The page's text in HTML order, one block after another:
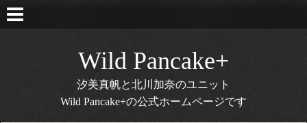
Wild Pancake+
汐美真帆と北川加奈のユニット
Wild Pancake+の公式ホームページです